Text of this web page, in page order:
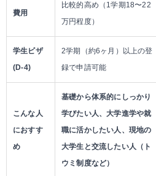
費用
比較的高め（1学期18〜22
万円程度）
学生ビザ
(D-4)
2学期（約6ヶ月）以上の登
録で申請可能
こんな人
におすす
め
基礎から体系的にしっかり
学びたい人、大学進学や就
職に活かしたい人、現地の
大学生と交流したい人（ト
ウミ制度など）